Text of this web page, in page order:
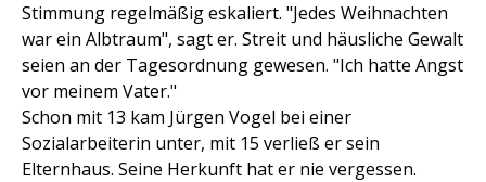
Stimmung regelmäßig eskaliert. "Jedes Weihnachten
war ein Albtraum", sagt er. Streit und häusliche Gewalt
seien an der Tagesordnung gewesen. "Ich hatte Angst
vor meinem Vater."
Schon mit 13 kam Jürgen Vogel bei einer
Sozialarbeiterin unter, mit 15 verließ er sein
Elternhaus. Seine Herkunft hat er nie vergessen.